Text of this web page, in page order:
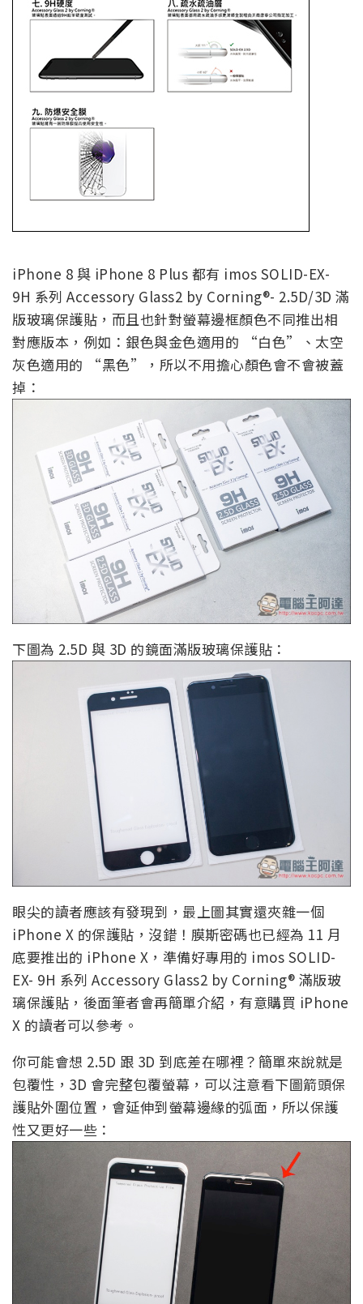
iPhone 8 與 iPhone 8 Plus 都有 imos SOLID-EX-
9H 系列 Accessory Glass2 by Corning®- 2.5D/3D 滿
版玻璃保護貼，而且也針對螢幕邊框顏色不同推出相
對應版本，例如：銀色與金色適用的 “白色”、太空
灰色適用的 “黑色”，所以不用擔心顏色會不會被蓋
掉：
下圖為 2.5D 與 3D 的鏡面滿版玻璃保護貼：
眼尖的讀者應該有發現到，最上圖其實還夾雜一個
iPhone X 的保護貼，沒錯！膜斯密碼也已經為 11 月
底要推出的 iPhone X，準備好專用的 imos SOLID-
EX- 9H 系列 Accessory Glass2 by Corning® 滿版玻
璃保護貼，後面筆者會再簡單介紹，有意購買 iPhone
X 的讀者可以參考。
你可能會想 2.5D 跟 3D 到底差在哪裡？簡單來說就是
包覆性，3D 會完整包覆螢幕，可以注意看下圖箭頭保
護貼外圍位置，會延伸到螢幕邊緣的弧面，所以保護
性又更好一些：